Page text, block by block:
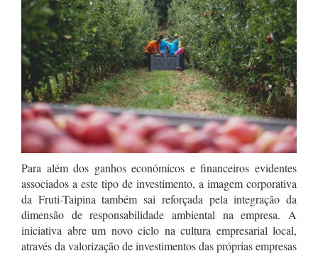
Para além dos ganhos económicos e financeiros evidentes
associados a este tipo de investimento, a imagem corporativa
da Fruti-Taipina também sai reforçada pela integração da
dimensão de responsabilidade ambiental na empresa. A
iniciativa abre um novo ciclo na cultura empresarial local,
através da valorização de investimentos das próprias empresas